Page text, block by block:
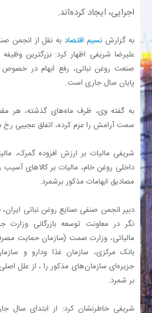
خانه
اجرایی، ایجاد کرده‌اند.
به گزارش نسیم اقتصادبه نقل از انجمن
علیرضا شریفی اظهار کرد: بزرگترین
صنعت روغن نباتی، رفع ابهام در
پایان سال جاری است.
به گفته وی، ظرف ماه‌های گذشته، هر
سمت آرامش را عزم کرده، اتفاق عجیبی
شریفی مالیات بر ارزش افزوده گمرک،
داخلی روغن خام، مالیات بر کالاهای آسیب
مصادیق ابهامات مذکور برشمرد.
دبیر انجمن صنفی صنایع روغن نباتی
نگر در معاونت توسعه بازرگانی وزارت
مالیاتی، وزارت صمت (سازمان حمایت
بانک مرکزی، سازمان غذا ودارو و
جزیره‌ای سازمان‌های مذکور را ، از علل
بر شمرد.
شریفی خاطرنشان کرد: از ابتدای سال